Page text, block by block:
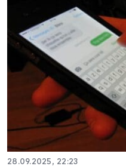
28.09.2025, 22:23